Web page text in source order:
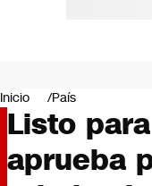
Negocios
Deportes
Programas completos
Cultura
Servicios
Inicio País
Listo
aprueba